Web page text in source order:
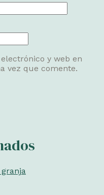
y web en
vez que comente.